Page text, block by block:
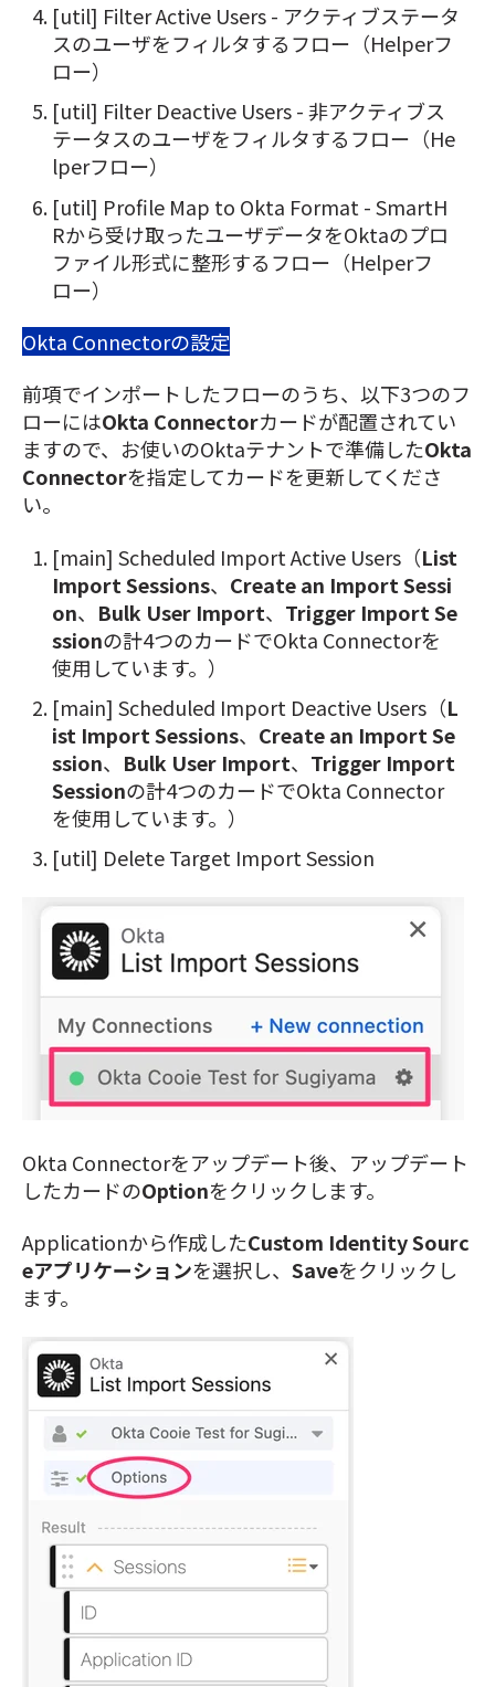
[util] Filter Active Users - アクティブステータ
スのユーザをフィルタするフロー（Helperフ
ロー）
[util] Filter Deactive Users - 非アクティブス
テータスのユーザをフィルタするフロー（He
lperフロー）
[util] Profile Map to Okta Format - SmartH
Rから受け取ったユーザデータをOktaのプロ
ファイル形式に整形するフロー（Helperフ
ロー）
Okta Connectorの設定
前項でインポートしたフローのうち、以下3つのフ
ローにはOkta Connectorカードが配置されてい
ますので、お使いのOktaテナントで準備したOkta
Connectorを指定してカードを更新してくださ
い。
[main] Scheduled Import Active Users（List
Import Sessions、 Create an Import Sessi
on、 Bulk User Import、 Trigger Import Se
ssionの計4つのカードでOkta Connectorを
使用しています。）
[main] Scheduled Import Deactive Users（L
ist Import Sessions、 Create an Import Se
ssion、 Bulk User Import、 Trigger Import
Sessionの計4つのカードでOkta Connector
を使用しています。）
[util] Delete Target Import Session
Okta Connectorをアップデート後、アップデート
したカードのOptionをクリックします。
Applicationから作成したCustom Identity Sourc
eアプリケーションを選択し、 Saveをクリックし
ます。